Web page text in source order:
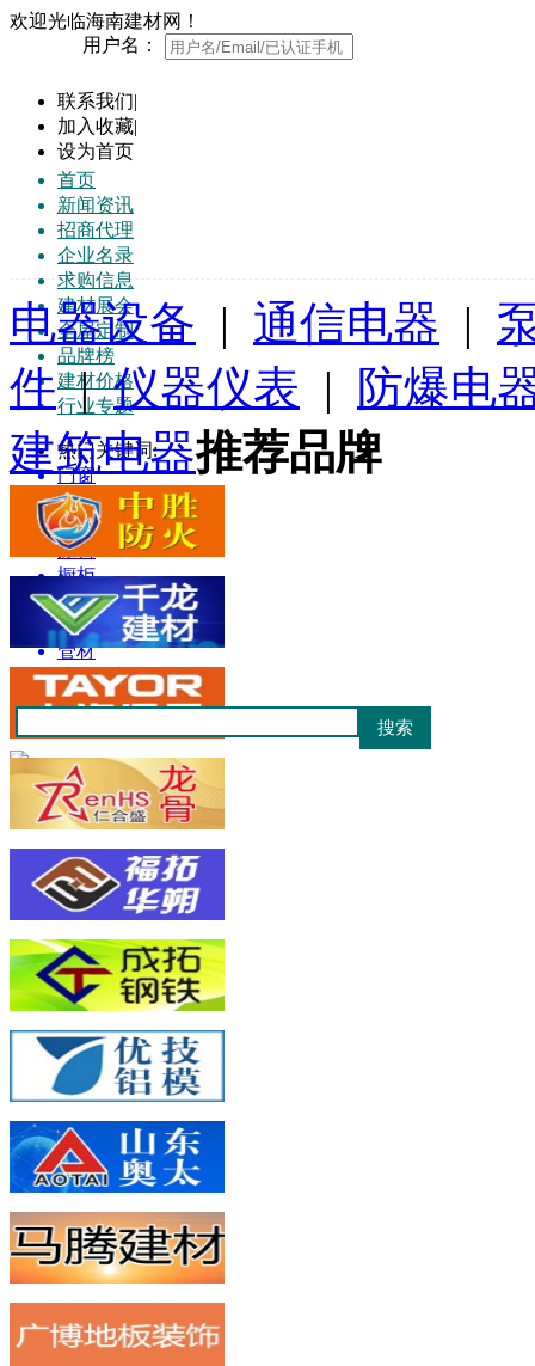
欢迎光临海南建材网！
用户名：
联系我们|
加入收藏|
设为首页
首页
新闻资讯
招商代理
企业名录
求购信息
建材展会
全屋定制
品牌榜
建材价格
行业专题
热门关键词:
门窗
地板
家具
涂料
橱柜
防水
板材
管材
建筑材料
电器设备 | 通信电器 |
件|仪器仪表 |
防爆电
建筑电器推荐品牌